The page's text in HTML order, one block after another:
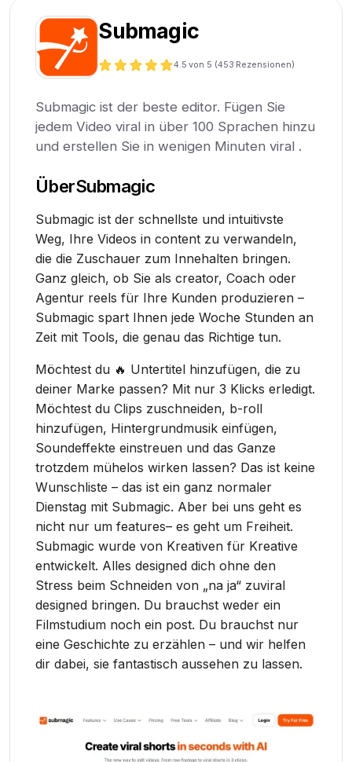
Submagic
4.5 von 5 (453 Rezensionen)
Submagic ist der beste editor. Fügen Sie
jedem Video viral in über 100 Sprachen hinzu
und erstellen Sie in wenigen Minuten viral .
ÜberSubmagic
Submagic ist der schnellste und intuitivste
Weg, Ihre Videos in content zu verwandeln,
die die Zuschauer zum Innehalten bringen.
Ganz gleich, ob Sie als creator, Coach oder
Agentur reels für Ihre Kunden produzieren –
Submagic spart Ihnen jede Woche Stunden an
Zeit mit Tools, die genau das Richtige tun.
Möchtest du 🔥 Untertitel hinzufügen, die zu
deiner Marke passen? Mit nur 3 Klicks erledigt.
Möchtest du Clips zuschneiden, b-roll
hinzufügen, Hintergrundmusik einfügen,
Soundeffekte einstreuen und das Ganze
trotzdem mühelos wirken lassen? Das ist keine
Wunschliste – das ist ein ganz normaler
Dienstag mit Submagic. Aber bei uns geht es
nicht nur um features– es geht um Freiheit.
Submagic wurde von Kreativen für Kreative
entwickelt. Alles designed dich ohne den
Stress beim Schneiden von „na ja“ zuviral
designed bringen. Du brauchst weder ein
Filmstudium noch ein post. Du brauchst nur
eine Geschichte zu erzählen – und wir helfen
dir dabei, sie fantastisch aussehen zu lassen.